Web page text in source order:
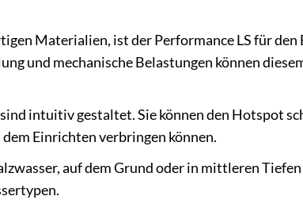
Materialien, ist der Performance LS für
und mechanische Belastungen können
intuitiv gestaltet. Sie können den Hotspot
Einrichten verbringen können.
auf dem Grund oder in mittleren